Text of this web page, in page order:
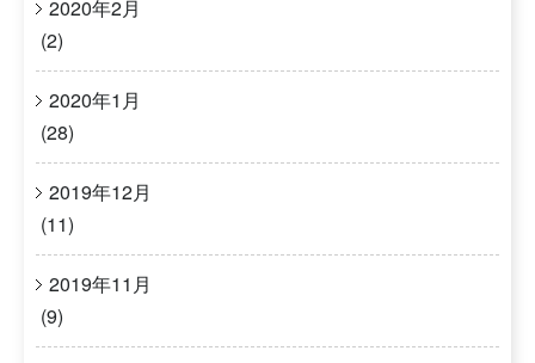
2020年2月
(2)
2020年1月
(28)
2019年12月
(11)
2019年11月
(9)